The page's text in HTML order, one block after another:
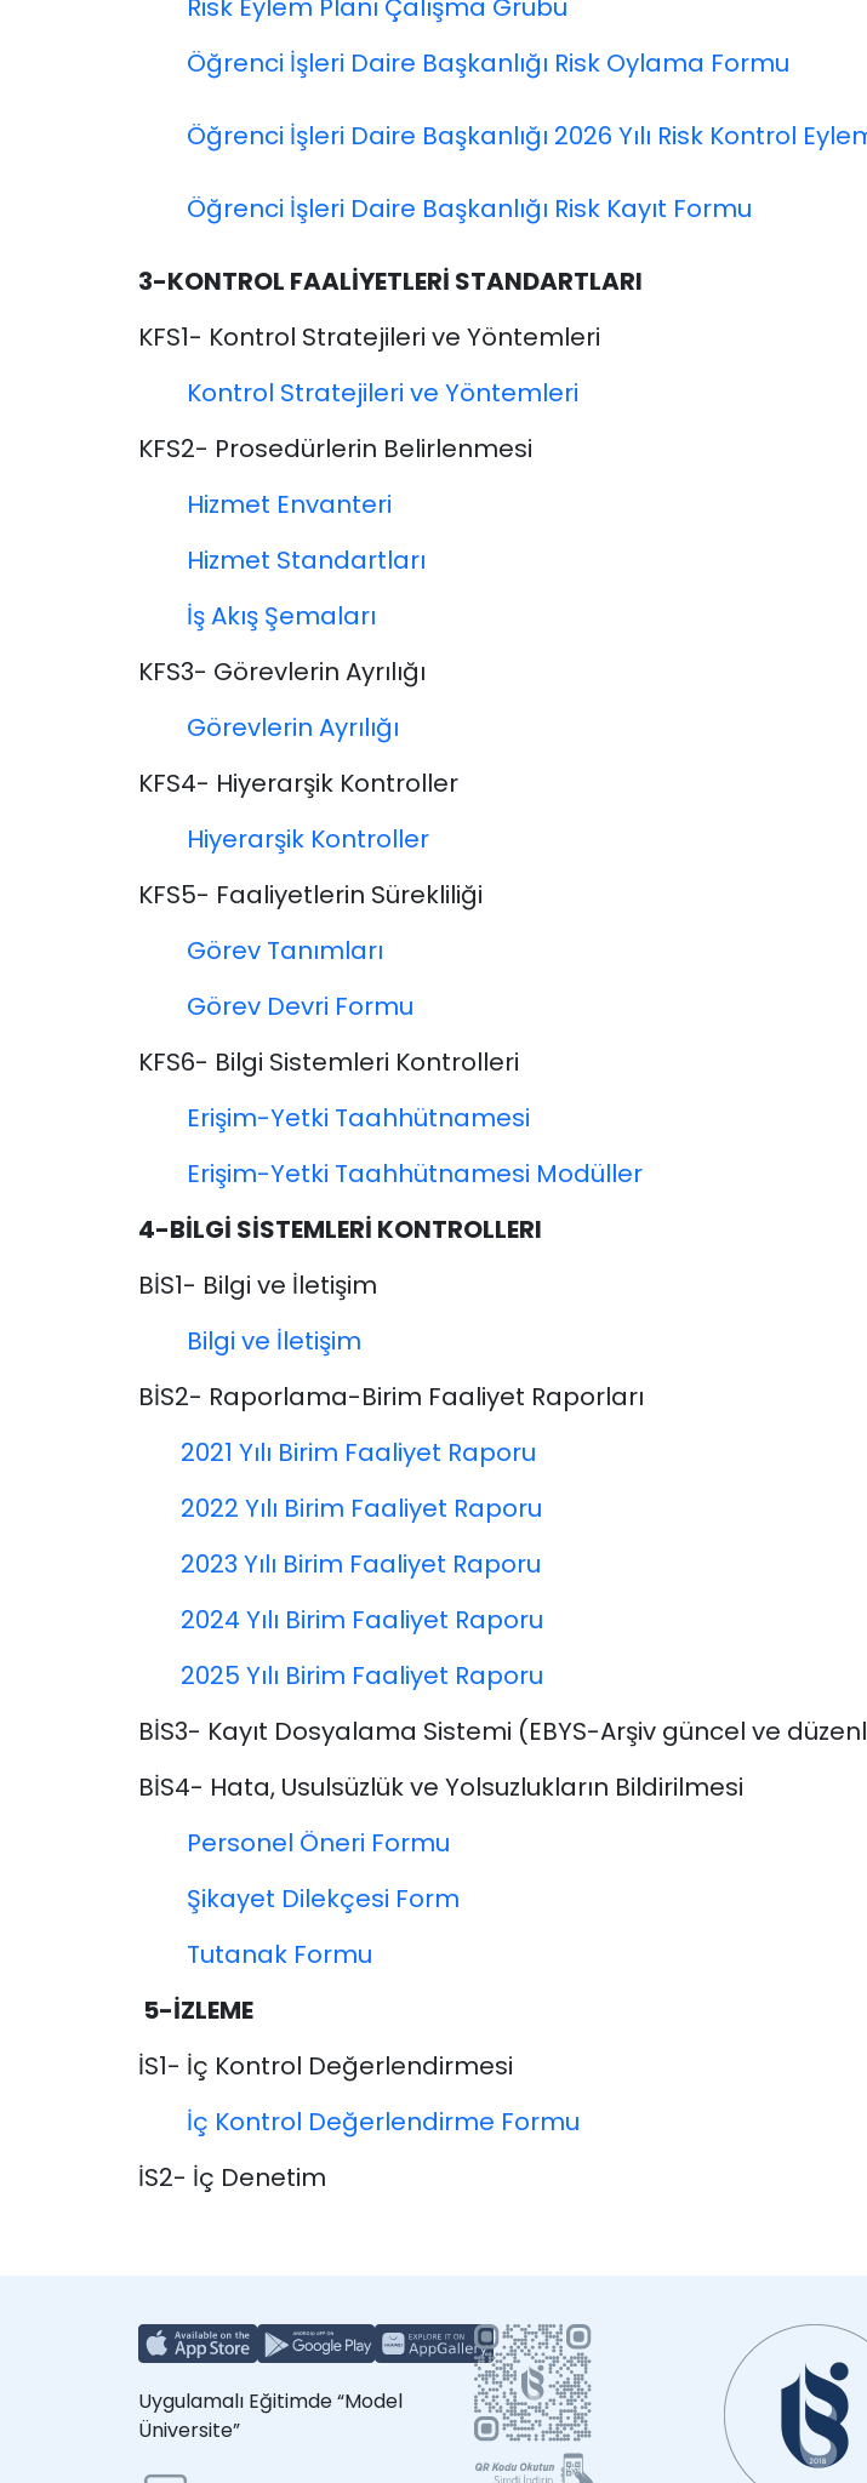
Risk Eylem Planı Çalışma Grubu
Öğrenci İşleri Daire Başkanlığı Risk Oylama Formu
Öğrenci İşleri Daire Başkanlığı 2026 Yılı Risk Kontrol
Öğrenci İşleri Daire Başkanlığı Risk Kayıt Formu
3-KONTROL FAALİYETLERİ STANDARTLARI
KFS1- Kontrol Stratejileri ve Yöntemleri
Kontrol Stratejileri ve Yöntemleri
KFS2- Prosedürlerin Belirlenmesi
Hizmet Envanteri
Hizmet Standartları
İş Akış Şemaları
KFS3- Görevlerin Ayrılığı
Görevlerin Ayrılığı
KFS4- Hiyerarşik Kontroller
Hiyerarşik Kontroller
KFS5- Faaliyetlerin Sürekliliği
Görev Tanımları
Görev Devri Formu
KFS6- Bilgi Sistemleri Kontrolleri
Erişim-Yetki Taahhütnamesi
Erişim-Yetki Taahhütnamesi Modüller
4-BİLGİ SİSTEMLERİ KONTROLLERI
BİS1- Bilgi ve İletişim
Bilgi ve İletişim
BİS2- Raporlama-Birim Faaliyet Raporları
2021 Yılı Birim Faaliyet Raporu
2022 Yılı Birim Faaliyet Raporu
2023 Yılı Birim Faaliyet Raporu
2024 Yılı Birim Faaliyet Raporu
2025 Yılı Birim Faaliyet Raporu
BİS3- Kayıt Dosyalama Sistemi (EBYS-Arşiv güncel ve
BİS4- Hata, Usulsüzlük ve Yolsuzlukların Bildirilmesi
Personel Öneri Formu
Şikayet Dilekçesi Form
Tutanak Formu
5-İZLEME
İS1- İç Kontrol Değerlendirmesi
İç Kontrol Değerlendirme Formu
İS2- İç Denetim
Uygulamalı Eğitimde “Model
Üniversite”